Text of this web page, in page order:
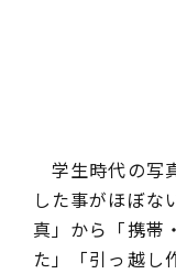
学生時代の写
した事がほぼな
真」から「携帯
た」「引っ越し